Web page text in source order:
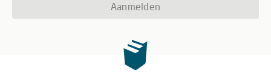
Aanmelden